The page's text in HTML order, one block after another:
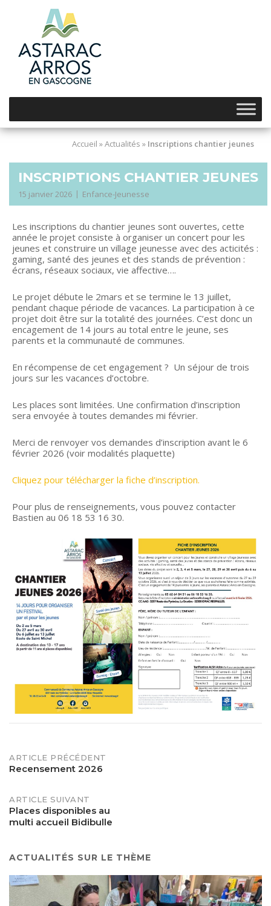
Accueil »Actualités » Inscriptions chantier jeunes
INSCRIPTIONS CHANTIER JEUNES
15 janvier 2026 Enfance-Jeunesse
Les inscriptions du chantier jeunes sont ouvertes, cette
année le projet consiste à organiser un concert pour les
jeunes et construire un village jeunesse avec des acticités :
gaming, santé des jeunes et des stands de prévention :
écrans, réseaux sociaux, vie affective….
Le projet débute le 2mars et se termine le 13 juillet,
pendant chaque période de vacances. La participation à ce
projet doit être sur la totalité des journées. C’est donc un
encagement de 14 jours au total entre le jeune, ses
parents et la communauté de communes.
En récompense de cet engagement ? Un séjour de trois
jours sur les vacances d’octobre.
Les places sont limitées. Une confirmation d’inscription
sera envoyée à toutes demandes mi février.
Merci de renvoyer vos demandes d’inscription avant le 6
février 2026 (voir modalités plaquette)
Cliquez pour télécharger la fiche d’inscription.
Pour plus de renseignements, vous pouvez contacter
Bastien au 06 18 53 16 30.
POST
ARTICLE PRÉCÉDENT
Recensement 2026
ARTICLE SUIVANT
Places disponibles au
multi accueil Bidibulle
ACTUALITÉS SUR LE THÈME